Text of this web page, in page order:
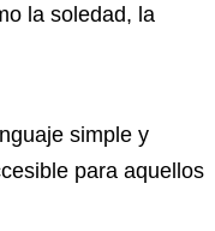
la soledad, la
simple y
para aquellos